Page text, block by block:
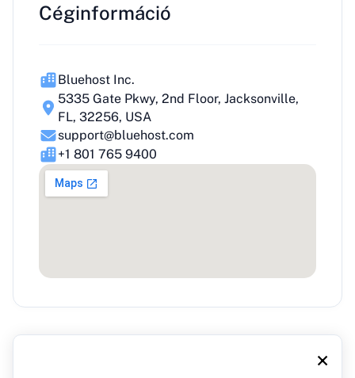
×
Céginformáció
Bluehost Inc.
5335 Gate Pkwy, 2nd Floor, Jacksonville,
FL, 32256, USA
support@bluehost.com
+1 801 765 9400